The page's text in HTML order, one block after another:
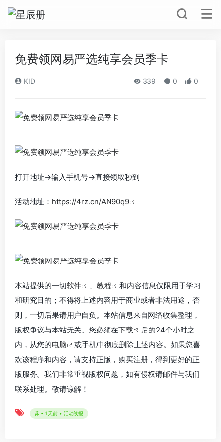
免费领网易严选纯享会员季卡
KID 339 0 0
打开地址->输入手机号->直接领取秒到
活动地址： https://4rz.cn/AN90q9
本站提供的一切软件 教程
和内容信息仅限用于学习
和研究目的；不得将上述内容用于商业或者非法用途，否
则，一切后果请用户自负。本站信息来自网络收集整理，
版权争议与本站无关。您必须在下载
后的24个小时之
内，从您的电脑
或手机中彻底删除上述内容。如果您喜
欢该程序和内容，请支持正版，购买注册，得到更好的正
版服务。我们非常重视版权问题，如有侵权请邮件与我们
联系处理。敬请谅解！
苏 • 1天前 • 活动线报